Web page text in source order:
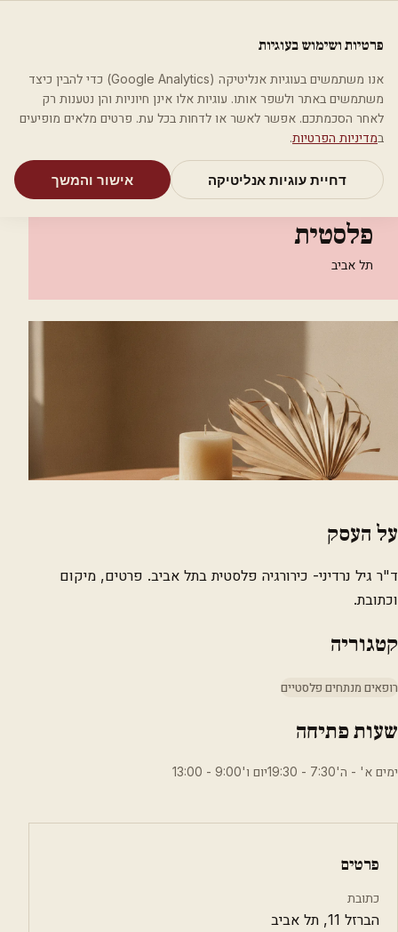
מאמריםקטגוריותחיפושאודות
בית קטגוריות
רופאים מנתחים פלסטיים
ד"ר גיל נרדיני- כירורגיה פלסטית
ד"ר גיל נרדיני- כירורגיה
פלסטית
תל אביב
על העסק
ד"ר גיל נרדיני- כירורגיה פלסטית בתל אביב. פרטים, מיקום
וכתובת.
קטגוריה
רופאים מנתחים פלסטיים
שעות פתיחה
ימים א' - ה'7:30 - 19:30יום ו'9:00 - 13:00
פרטים
כתובת
הברזל 11, תל אביב
פרטיות ושימוש בעוגיות
אנו משתמשים בעוגיות אנליטיקה (Google Analytics) כדי להבין כיצד
משתמשים באתר ולשפר אותו. עוגיות אלו אינן חיוניות והן נטענות רק
לאחר הסכמתכם. אפשר לאשר או לדחות בכל עת. פרטים מלאים מופיעים
במדיניות הפרטיות.
דחיית עוגיות אנליטיקה אישור והמשך